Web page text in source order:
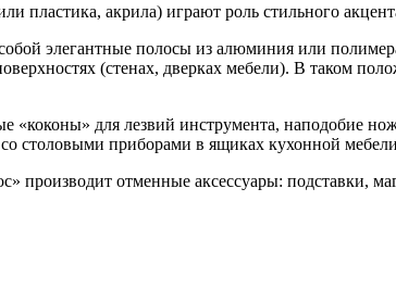
пластика, акрила) играют роль стильного
элегантные полосы из алюминия или
(стенах, дверках мебели). В таком
«коконы» для лезвий инструмента, наподобие
столовыми приборами в ящиках кухонной
производит отменные аксессуары: подставки,